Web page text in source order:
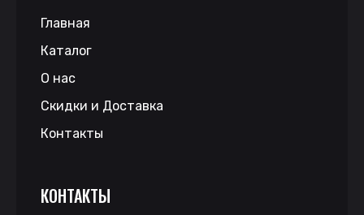
Главная
Каталог
О нас
Скидки и Доставка
Контакты
КОНТАКТЫ